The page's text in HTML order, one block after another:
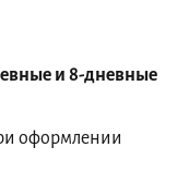
и 8-дневные
оформлении